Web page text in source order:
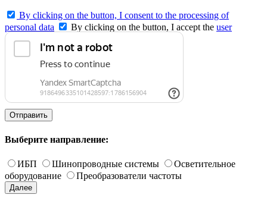
By clicking on the button, I consent to the processing of
personal data
By clicking on the button, I accept the user
agreement
Отправить
Выберите направление:
ИБП Шинопроводные системы
Осветительное
оборудование
Преобразователи частоты
Далее